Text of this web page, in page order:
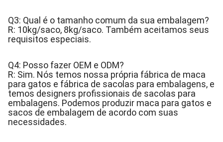
Q3: Qual é o tamanho comum da sua embalagem?
R: 10kg/saco, 8kg/saco. Também aceitamos seus
requisitos especiais.
Q4: Posso fazer OEM e ODM?
R: Sim. Nós temos nossa própria fábrica de maca
para gatos e fábrica de sacolas para embalagens, e
temos designers profissionais de sacolas para
embalagens. Podemos produzir maca para gatos e
sacos de embalagem de acordo com suas
necessidades.